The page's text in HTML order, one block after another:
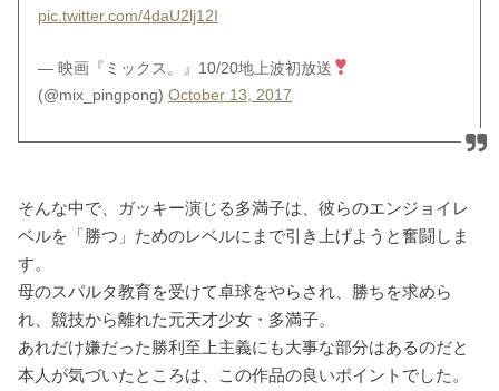
pic.twitter.com/4daU2lj12I
— 映画『ミックス。』10/20地上波初放送
(@mix_pingpong)October 13, 2017
そんな中で、ガッキー演じる多満子は、彼らのエンジョイレ
ベルを「勝つ」ためのレベルにまで引き上げようと奮闘しま
す。
母のスパルタ教育を受けて卓球をやらされ、勝ちを求めら
れ、競技から離れた元天才少女・多満子。
あれだけ嫌だった勝利至上主義にも大事な部分はあるのだと
本人が気づいたところは、この作品の良いポイントでした。